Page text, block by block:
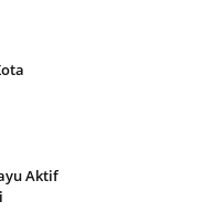
Aktif